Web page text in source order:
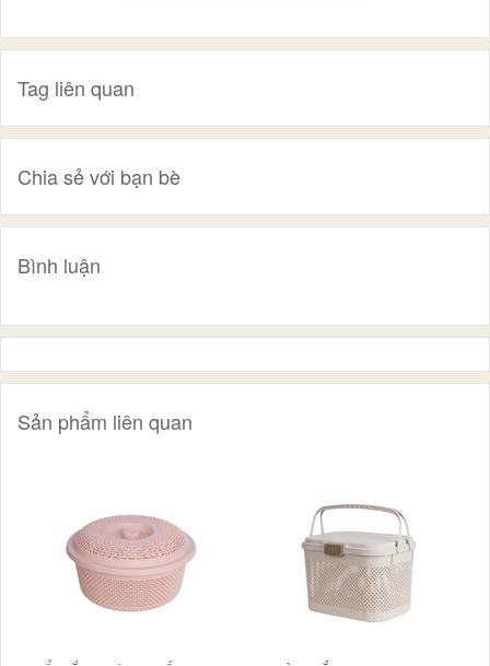
Tag liên quan
Chia sẻ với bạn bè
Bình luận
Sản phẩm liên quan